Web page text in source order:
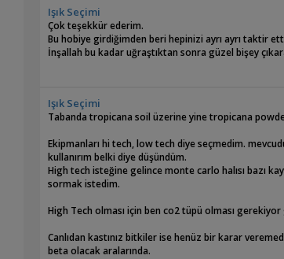
Işık Seçimi
Çok teşekkür ederim.
Bu hobiye girdiğimden beri hepinizi ayrı ayrı taktir
İnşallah bu kadar uğraştıktan sonra güzel bişey
Işık Seçimi
Tabanda tropicana soil üzerine yine tropicana
Ekipmanları hi tech, low tech diye seçmedim.
kullanırım belki diye düşündüm.
High tech isteğine gelince monte carlo halısı bazı
sormak istedim.
High Tech olması için ben co2 tüpü olması gerekiyor
Canlıdan kastınız bitkiler ise henüz bir karar
beta olacak aralarında.